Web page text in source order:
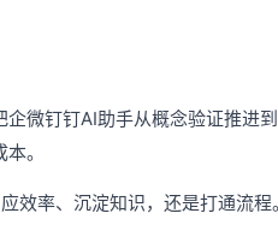
微钉钉AI助手从概念验证推进
。
效率、沉淀知识，还是打通流程。